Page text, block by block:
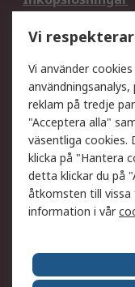
DesignSpark
Ditt lokala
Support
Få hjälp
Leverans
Begär en
Om RS
Vi
Vi använder
reklam på tredje
"Acceptera alla"
väsentliga cookies.
klicka på "Hantera
detta klickar du på
åtkomsten till vissa
information i vår